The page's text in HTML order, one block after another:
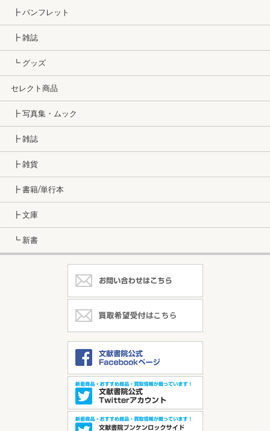
┣ パンフレット
┣ 雑誌
┗ グッズ
セレクト商品
┣ 写真集・ムック
┣ 雑誌
┣ 雑貨
┣ 書籍/単行本
┣ 文庫
┗ 新書